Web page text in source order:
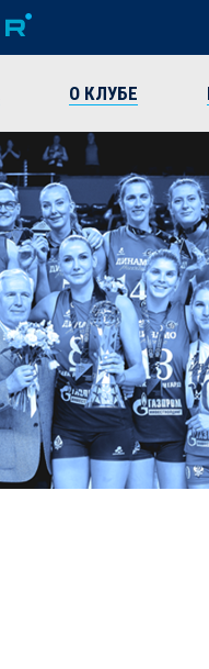
О КЛУБЕ